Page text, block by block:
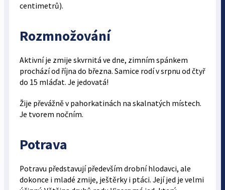
centimetrů).
Rozmnožování
Aktivní je zmije skvrnitá ve dne, zimním spánkem
prochází od října do března. Samice rodí v srpnu od čtyř
do 15 mláďat. Je jedovatá!
Žije převážně v pahorkatinách na skalnatých místech.
Je tvorem nočním.
Potrava
Potravu představují především drobní hlodavci, ale
dokonce i mladé zmije, ještěrky i ptáci. Její jed je velmi